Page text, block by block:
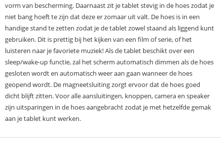
vorm van bescherming. Daarnaast zit je tablet stevig in de hoes zodat je
niet bang hoeft te zijn dat deze er zomaar uit valt. De hoes is in een
handige stand te zetten zodat je de tablet zowel staand als liggend kunt
gebruiken. Dit is prettig bij het kijken van een film of serie, of het
luisteren naar je favoriete muziek! Als de tablet beschikt over een
sleep/wake-up functie, zal het scherm automatisch dimmen als de hoes
gesloten wordt en automatisch weer aan gaan wanneer de hoes
geopend wordt. De magneetsluiting zorgt ervoor dat de hoes goed
dicht blijft zitten. Voor alle aansluitingen, knoppen, camera en speaker
zijn uitsparingen in de hoes aangebracht zodat je met hetzelfde gemak
aan je tablet kunt werken.